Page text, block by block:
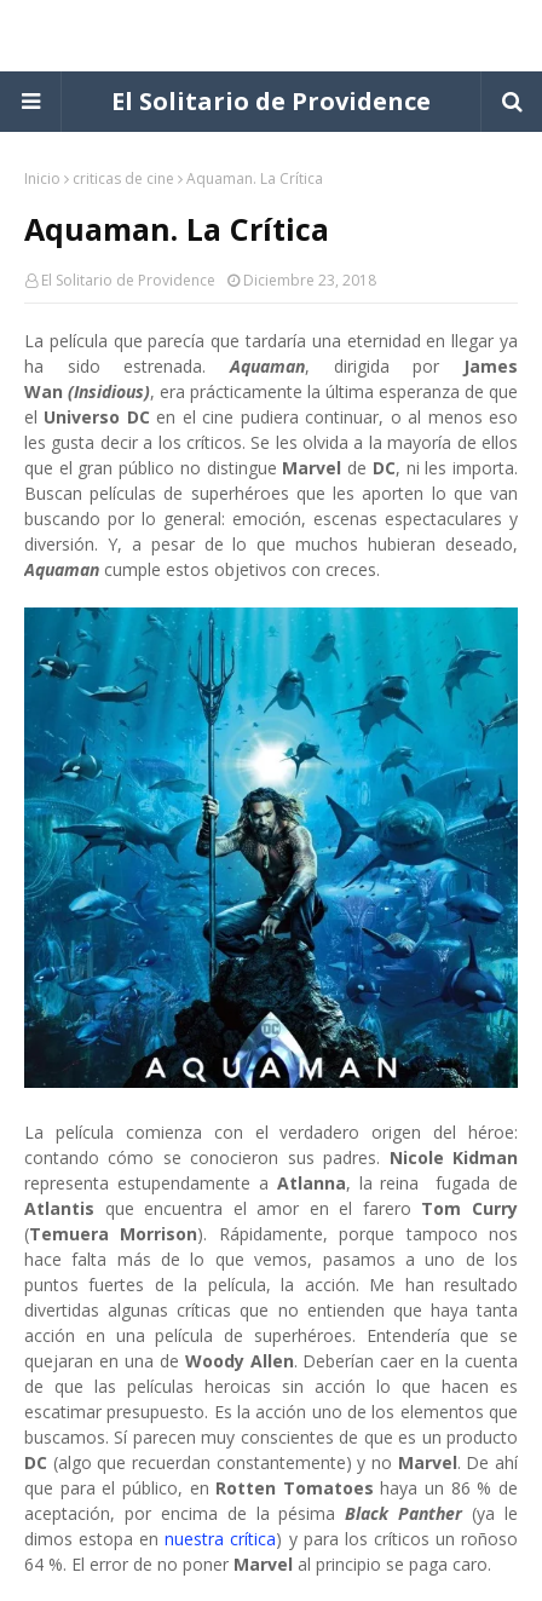
El Solitario de Providence
Inicio criticas de cine Aquaman. La Crítica
Aquaman. La Crítica
El Solitario de Providence Diciembre 23, 2018
La película que parecía que tardaría una eternidad en llegar ya
ha sido estrenada.Aquaman, dirigida por
James
Wan (Insidious), era prácticamente la última esperanza de que
el Universo DC en el cine pudiera continuar, o al menos eso
les gusta decir a los críticos. Se les olvida a la mayoría de ellos
que el gran público no distingue Marvel de DC, ni les importa.
Buscan películas de superhéroes que les aporten lo que van
buscando por lo general: emoción, escenas espectaculares y
diversión. Y, a pesar de lo que muchos hubieran deseado,
Aquaman cumple estos objetivos con creces.
La película comienza con el verdadero origen del héroe:
contando cómo se conocieron sus padres. Nicole Kidman
representa estupendamente a Atlanna, la reina fugada de
Atlantis que encuentra el amor en el farero Tom Curry
(Temuera Morrison). Rápidamente, porque tampoco nos
hace falta más de lo que vemos, pasamos a uno de los
puntos fuertes de la película, la acción. Me han resultado
divertidas algunas críticas que no entienden que haya tanta
acción en una película de superhéroes. Entendería que se
quejaran en una de Woody Allen. Deberían caer en la cuenta
de que las películas heroicas sin acción lo que hacen es
escatimar presupuesto. Es la acción uno de los elementos que
buscamos. Sí parecen muy conscientes de que es un producto
DC (algo que recuerdan constantemente) y no Marvel. De ahí
que para el público, en Rotten Tomatoes haya un 86 % de
aceptación, por encima de la pésima Black Panther(ya le
dimos estopa ennuestra crítica) y para los críticos un roñoso
64 %. El error de no poner Marvel al principio se paga caro.